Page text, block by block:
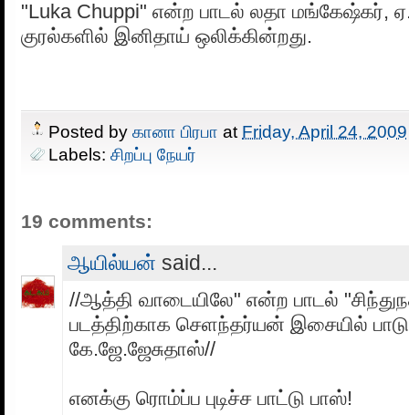
"Luka Chuppi" என்ற பாடல் லதா மங்கேஷ்கர்,
குரல்களில் இனிதாய் ஒலிக்கின்றது.
Posted by கானா பிரபா at Friday, April 24, 2009
Labels: சிறப்பு நேயர்
19 comments:
ஆயில்யன் said...
//ஆத்தி வாடையிலே" என்ற பாடல்
படத்திற்காக செளந்தர்யன் இசையில்
கே.ஜே.ஜேசுதாஸ்//
எனக்கு ரொம்ப்ப புடிச்ச பாட்டு பாஸ்!